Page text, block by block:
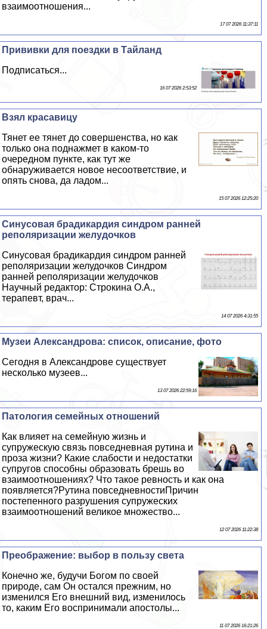
взаимоотношения...
17 07 2026 11:37:11
Прививки для поездки в Тайланд
Подписаться...
16 07 2026 2:53:52
Взял красавицу
Тянет ее тянет до совершенства, но как
только она поднажмет в каком-то
очередном пункте, как тут же
обнаруживается новое несоответствие, и
опять снова, да ладом...
15 07 2026 12:25:20
Синусовая брадикардия синдром ранней
реполяризации желудочков
Синусовая брадикардия синдром ранней
реполяризации желудочков Синдром
ранней реполяризации желудочков
Научный редактор: Строкина О.А.,
терапевт, врач...
14 07 2026 4:31:55
Музеи Александрова: список, описание, фото
Сегодня в Александрове существует
несколько музеев...
13 07 2026 22:59:16
Патология семейных отношений
Как влияет на семейную жизнь и
супружескую связь повседневная рутина и
проза жизни? Какие слабости и недостатки
супругов способны образовать брешь во
взаимоотношениях? Что такое ревность и как она
появляется?Рутина повседневностиПричин
постепенного разрушения супружеских
взаимоотношений великое множество...
12 07 2026 11:22:38
Преображение: выбор в пользу света
Конечно же, будучи Богом по своей
природе, сам Он остался прежним, но
изменился Его внешний вид, изменилось
то, каким Его воспринимали апостолы...
11 07 2026 16:21:26